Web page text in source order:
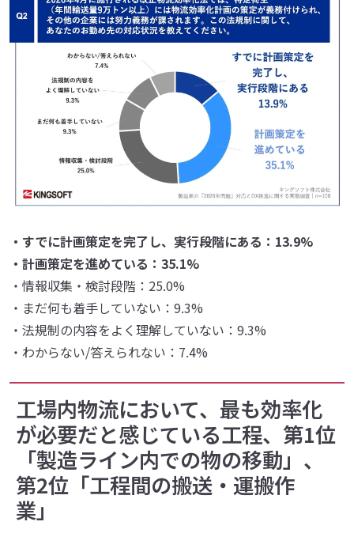
・すでに計画策定を完了し、実行段階にある：13.9%
・計画策定を進めている：35.1%
・情報収集・検討段階：25.0%
・まだ何も着手していない：9.3%
・法規制の内容をよく理解していない：9.3%
・わからない/答えられない：7.4%
工場内物流において、最も効率化
が必要だと感じている工程、第1位
「製造ライン内での物の移動」、
第2位「工程間の搬送・運搬作
業」